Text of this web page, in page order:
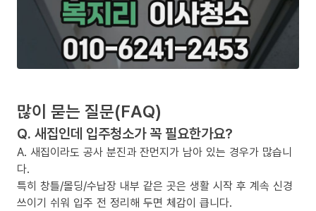
많이 묻는 질문(FAQ)
Q. 새집인데 입주청소가 꼭 필요한가요?
A. 새집이라도 공사 분진과 잔먼지가 남아 있는 경우가 많습니
다.
특히 창틀/몰딩/수납장 내부 같은 곳은 생활 시작 후 계속 신경
쓰이기 쉬워 입주 전 정리해 두면 체감이 큽니다.